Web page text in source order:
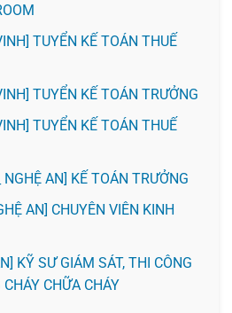
TUYỂN KẾ TOÁN THUẾ
TUYỂN KẾ TOÁN TRƯỞNG
TUYỂN KẾ TOÁN THUẾ
AN] KẾ TOÁN TRƯỞNG
AN] CHUYÊN VIÊN KINH
KỸ SƯ GIÁM SÁT, THI CÔNG
CHỮA CHÁY